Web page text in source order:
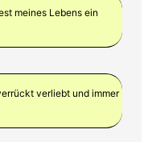
meines Lebens ein
verliebt und immer